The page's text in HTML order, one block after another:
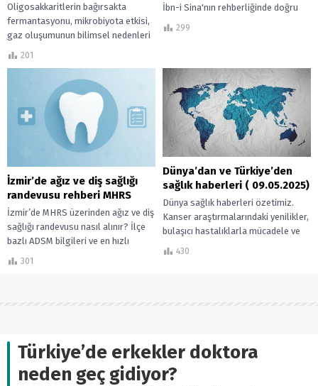
Oligosakkaritlerin bağırsakta
fermantasyonu, mikrobiyota etkisi,
gaz oluşumunun bilimsel nedenleri
201
İbn-i Sina'nın rehberliğinde doğru
çıkarımların yollarını öğrenin!
299
İzmir’de ağız ve diş sağlığı
randevusu rehberi MHRS
İzmir’de MHRS üzerinden ağız ve diş
sağlığı randevusu nasıl alınır? İlçe
bazlı ADSM bilgileri ve en hızlı
301
Dünya’dan ve Türkiye’den
sağlık haberleri ( 09.05.2025)
Dünya sağlık haberleri özetimiz.
Kanser araştırmalarındaki yenilikler,
bulaşıcı hastalıklarla mücadele ve
430
Türkiye’de erkekler doktora
neden geç gidiyor?